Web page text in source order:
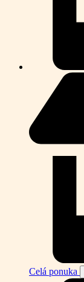
Celá ponuka